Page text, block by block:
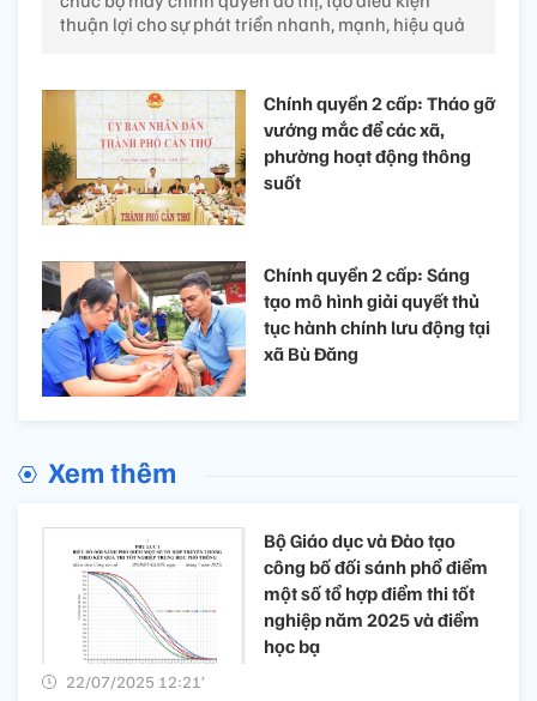
thuận lợi cho sự phát triển nhanh, mạnh, hiệu quả
Chính quyền 2 cấp: Tháo gỡ
vướng mắc để các xã,
phường hoạt động thông
suốt
Chính quyền 2 cấp: Sáng
tạo mô hình giải quyết thủ
tục hành chính lưu động tại
xã Bù Đăng
Xem thêm
Bộ Giáo dục và Đào tạo
công bố đối sánh phổ điểm
một số tổ hợp điểm thi tốt
nghiệp năm 2025 và điểm
học bạ
22/07/2025 12:21’